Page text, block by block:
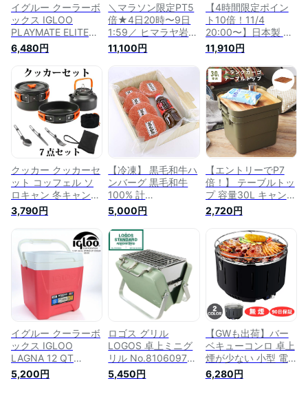
イグルー クーラーボ
ックス IGLOO
PLAYMATE ELITE
COOLER 32817
Yellow 15L 小型 キャ
ンプ アウトドア
BBQ 釣り 部活 スポ
ーツ ベランピング
ベランピング サブク
ーラー デイキャン
ソロキャン
6,480円
＼マラソン限定PT5
倍★4日20時〜9日
1:59／ ヒマラヤ岩塩
ランプ [フラワー型]
[バラ型] 岩塩 【ラン
プ】 【照明】 【イ
ンテリア】 クリスマ
ス
11,100円
【4時間限定ポイン
ト10倍！11/4
20:00〜】日本製 キ
ンカ 三河コンロ 卓
上用 (ブラウン) BBQ
バーベキュー 炭火
コンロ しちりん 七
輪 キャンプ 炭火焼
き 焼肉 焼き肉 一人
キャンプ ソロキャン
プ
11,910円
クッカー クッカーセ
ット コッフェル ソ
ロキャン 冬キャンプ
キャンプ アルミ ア
ウトドア グランピン
グ ベランピング 鍋
食器 ケトル ブッシ
ュクラフト フォーク
スプーン ナイフ キ
ャンピング 調理器具
BBQ 収納袋付きプ
1〜4人用 あす楽
3,790円
【冷凍】 黒毛和牛ハ
ンバーグ 黒毛和牛
100% 計
750g（150g×5枚）
ソース付き ギフトセ
ット お歳暮 敬老の
日 キャンプ 焼肉
BBQ ソロキャン 加
茂川
5,000円
【エントリーでP7
倍！】 テーブルトッ
プ 容量30L キャンプ
アウトドア トランク
カーゴ ピクニック
ソロキャン ベランピ
ング 収納バッグ付き
コンパクト 簡易テー
ブル おしゃれ ギフ
ト 敬老の日
2,720円
イグルー クーラーボ
ックス IGLOO
LAGNA 12 QT
COOLER 50528
Watermelon 11L 18
5,200円
ロゴス グリル
LOGOS 卓上ミニグ
リル No.81060970
アウトドア キャンプ
レジャー BBQ バー
5,450円
【GWも出荷】バー
ベキューコンロ 卓上
煙が少ない 小型 電
気 炭火 BBQ グリル
セット ステンレス
6,280円